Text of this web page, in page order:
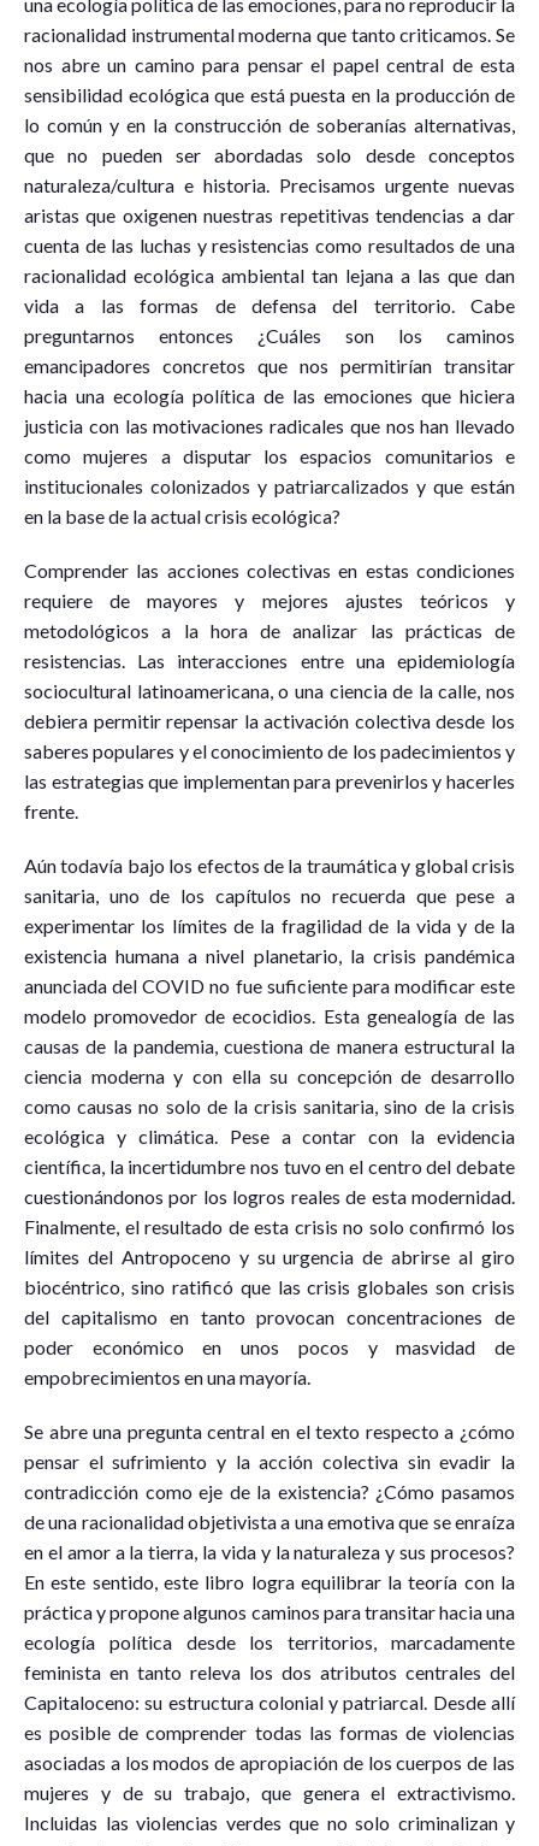
racionalidad instrumental moderna que tanto criticamos. Se
nos abre un camino para pensar el papel central de esta
sensibilidad ecológica que está puesta en la producción de
lo común y en la construcción de soberanías alternativas,
que no pueden ser abordadas solo desde conceptos
naturaleza/cultura e historia. Precisamos urgente nuevas
aristas que oxigenen nuestras repetitivas tendencias a dar
cuenta de las luchas y resistencias como resultados de una
racionalidad ecológica ambiental tan lejana a las que dan
vida a las formas de defensa del territorio. Cabe
preguntarnos entonces ¿Cuáles son los caminos
emancipadores concretos que nos permitirían transitar
hacia una ecología política de las emociones que hiciera
justicia con las motivaciones radicales que nos han llevado
como mujeres a disputar los espacios comunitarios e
institucionales colonizados y patriarcalizados y que están
en la base de la actual crisis ecológica?
Comprender las acciones colectivas en estas condiciones
requiere de mayores y mejores ajustes teóricos y
metodológicos a la hora de analizar las prácticas de
resistencias. Las interacciones entre una epidemiología
sociocultural latinoamericana, o una ciencia de la calle, nos
debiera permitir repensar la activación colectiva desde los
saberes populares y el conocimiento de los padecimientos y
las estrategias que implementan para prevenirlos y hacerles
frente.
Aún todavía bajo los efectos de la traumática y global crisis
sanitaria, uno de los capítulos no recuerda que pese a
experimentar los límites de la fragilidad de la vida y de la
existencia humana a nivel planetario, la crisis pandémica
anunciada del COVID no fue suficiente para modificar este
modelo promovedor de ecocidios. Esta genealogía de las
causas de la pandemia, cuestiona de manera estructural la
ciencia moderna y con ella su concepción de desarrollo
como causas no solo de la crisis sanitaria, sino de la crisis
ecológica y climática. Pese a contar con la evidencia
científica, la incertidumbre nos tuvo en el centro del debate
cuestionándonos por los logros reales de esta modernidad.
Finalmente, el resultado de esta crisis no solo confirmó los
límites del Antropoceno y su urgencia de abrirse al giro
biocéntrico, sino ratificó que las crisis globales son crisis
del capitalismo en tanto provocan concentraciones de
poder económico en unos pocos y masvidad de
empobrecimientos en una mayoría.
Se abre una pregunta central en el texto respecto a ¿cómo
pensar el sufrimiento y la acción colectiva sin evadir la
contradicción como eje de la existencia? ¿Cómo pasamos
de una racionalidad objetivista a una emotiva que se enraíza
en el amor a la tierra, la vida y la naturaleza y sus procesos?
En este sentido, este libro logra equilibrar la teoría con la
práctica y propone algunos caminos para transitar hacia una
ecología política desde los territorios, marcadamente
feminista en tanto releva los dos atributos centrales del
Capitaloceno: su estructura colonial y patriarcal. Desde allí
es posible de comprender todas las formas de violencias
asociadas a los modos de apropiación de los cuerpos de las
mujeres y de su trabajo, que genera el extractivismo.
Incluidas las violencias verdes que no solo criminalizan y